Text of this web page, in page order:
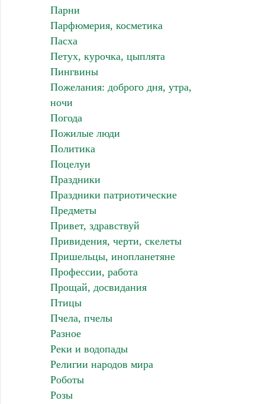
Парни
Парфюмерия, косметика
Пасха
Петух, курочка, цыплята
Пингвины
Пожелания: доброго дня, утра,
ночи
Погода
Пожилые люди
Политика
Поцелуи
Праздники
Праздники патриотические
Предметы
Привет, здравствуй
Привидения, черти, скелеты
Пришельцы, инопланетяне
Профессии, работа
Прощай, досвидания
Птицы
Пчела, пчелы
Разное
Реки и водопады
Религии народов мира
Роботы
Розы